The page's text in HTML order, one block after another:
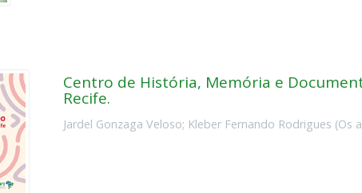
Centro de História, Memória e
Recife.
Jardel Gonzaga Veloso; Kleber Fernando Rodrigues (Os